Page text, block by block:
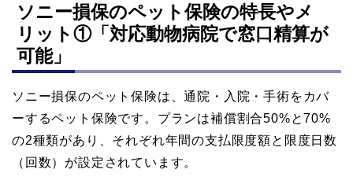
ソニー損保のペット保険の特長やメ
リット①「対応動物病院で窓口精算が
可能」
ソニー損保のペット保険は、通院・入院・手術をカバ
ーするペット保険です。プランは補償割合50%と70%
の2種類があり、それぞれ年間の支払限度額と限度日数
（回数）が設定されています。